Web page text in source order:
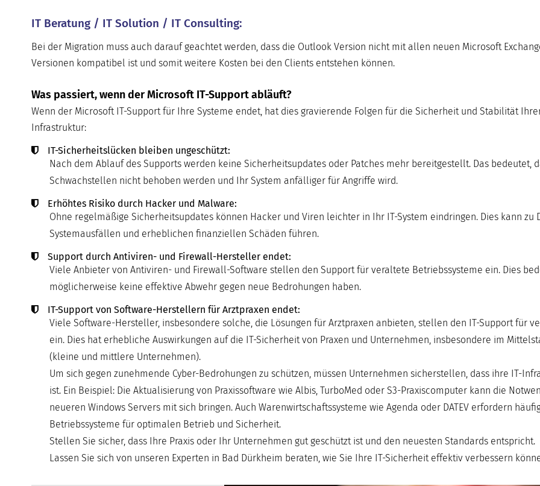
IT Beratung / IT Solution / IT Consulting:
Bei der Migration muss auch darauf geachtet werden, dass die Outlook Version nicht mit allen neuen Microsoft
Versionen kompatibel ist und somit weitere Kosten bei den Clients entstehen können.
Was passiert, wenn der Microsoft IT-Support abläuft?
Wenn der Microsoft IT-Support für Ihre Systeme endet, hat dies gravierende Folgen für die Sicherheit und Stabilität
Infrastruktur:
IT-Sicherheitslücken bleiben ungeschützt:
Nach dem Ablauf des Supports werden keine Sicherheitsupdates oder Patches mehr bereitgestellt. Das bedeutet,
Schwachstellen nicht behoben werden und Ihr System anfälliger für Angriffe wird.
Erhöhtes Risiko durch Hacker und Malware:
Ohne regelmäßige Sicherheitsupdates können Hacker und Viren leichter in Ihr IT-System eindringen. Dies kann zu
Systemausfällen und erheblichen finanziellen Schäden führen.
Support durch Antiviren- und Firewall-Hersteller endet:
Viele Anbieter von Antiviren- und Firewall-Software stellen den Support für veraltete Betriebssysteme ein. Dies
möglicherweise keine effektive Abwehr gegen neue Bedrohungen haben.
IT-Support von Software-Herstellern für Arztpraxen endet:
Viele Software-Hersteller, insbesondere solche, die Lösungen für Arztpraxen anbieten, stellen den IT-Support für
ein. Dies hat erhebliche Auswirkungen auf die IT-Sicherheit von Praxen und Unternehmen, insbesondere im
(kleine und mittlere Unternehmen).
Um sich gegen zunehmende Cyber-Bedrohungen zu schützen, müssen Unternehmen sicherstellen, dass ihre IT-
ist. Ein Beispiel: Die Aktualisierung von Praxissoftware wie Albis, TurboMed oder S3-Praxiscomputer kann die
neueren Windows Servers mit sich bringen. Auch Warenwirtschaftssysteme wie Agenda oder DATEV erfordern
Betriebssysteme für optimalen Betrieb und Sicherheit.
Stellen Sie sicher, dass Ihre Praxis oder Ihr Unternehmen gut geschützt ist und den neuesten Standards entspricht.
Lassen Sie sich von unseren Experten in Bad Dürkheim beraten, wie Sie Ihre IT-Sicherheit effektiv verbessern